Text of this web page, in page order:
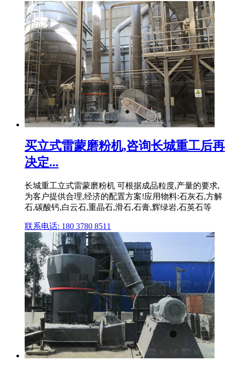
买立式雷蒙磨粉机,咨询长城重工后再
决定...
长城重工立式雷蒙磨粉机 可根据成品粒度,产量的要求,
为客户提供合理,经济的配置方案!应用物料:石灰石,方解
石,碳酸钙,白云石,重晶石,滑石,石膏,辉绿岩,石英石等
联系电话: 180 3780 8511